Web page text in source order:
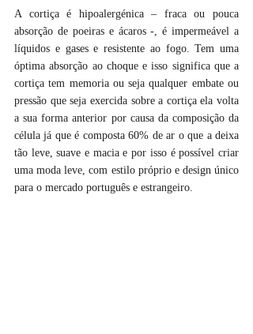
A cortiça é hipoalergénica – fraca ou pouca
absorção de poeiras e ácaros -, é impermeável a
líquidos e gases e resistente ao fogo. Tem uma
óptima absorção ao choque e isso significa que a
cortiça tem memoria ou seja qualquer embate ou
pressão que seja exercida sobre a cortiça ela volta
a sua forma anterior por causa da composição da
célula já que é composta 60% de ar o que a deixa
tão leve, suave e macia e por isso é possível criar
uma moda leve, com estilo próprio e design único
para o mercado português e estrangeiro.